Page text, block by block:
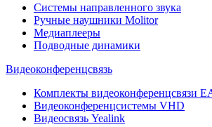
Системы направленного звука
Ручные наушники Molitor
Медиаплееры
Подводные динамики
Видеоконференцсвязь
Комплекты видеоконференцсвязи
Видеоконференцсистемы VHD
Видеосвязь Yealink